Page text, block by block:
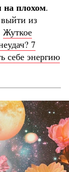
на плохом.
из
Жуткое
7
себе энергию